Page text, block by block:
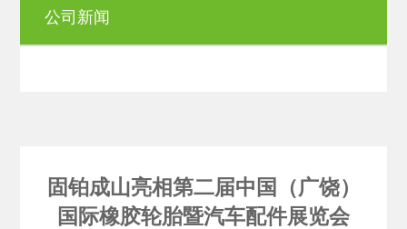
公司新闻
固铂成山亮相第二届中国（广饶）
国际橡胶轮胎暨汽车配件展览会